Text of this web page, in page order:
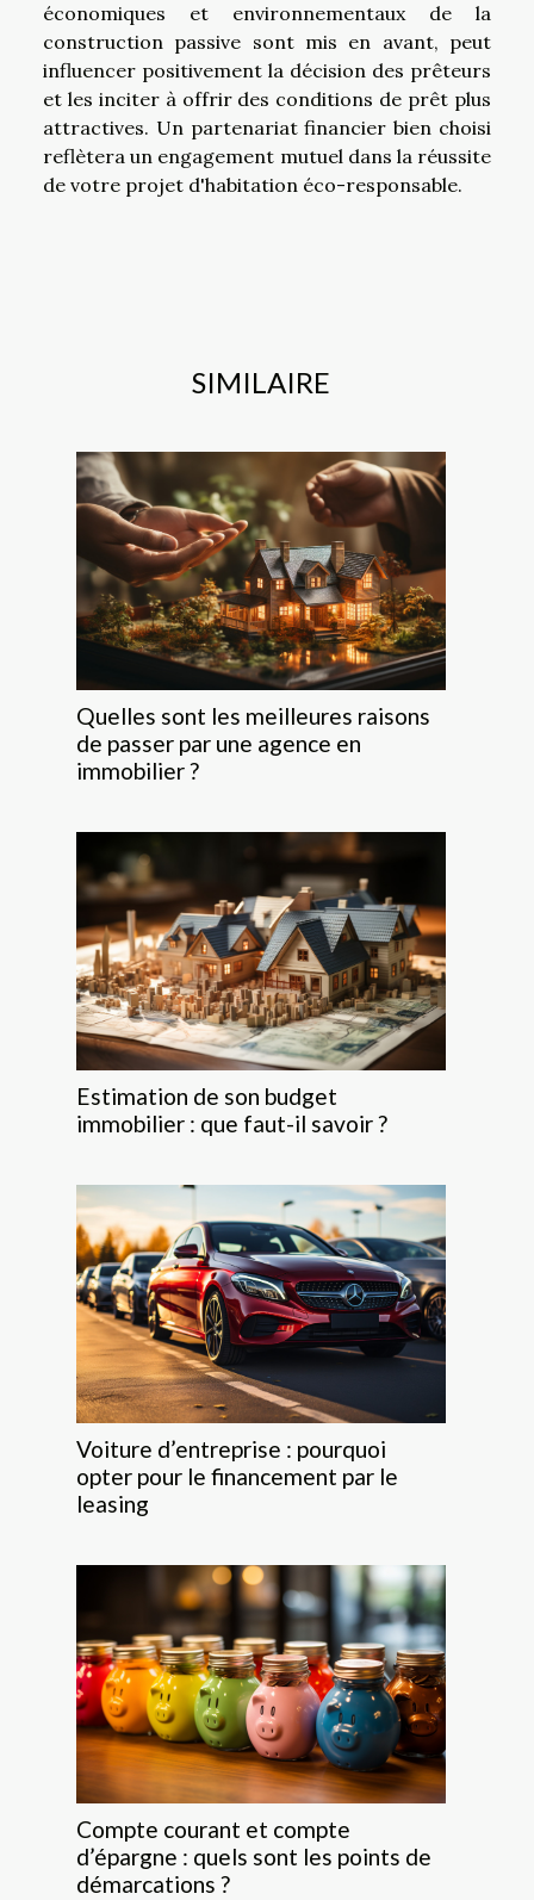
économiques et environnementaux de la
construction passive sont mis en avant, peut
influencer positivement la décision des prêteurs
et les inciter à offrir des conditions de prêt plus
attractives. Un partenariat financier bien choisi
reflètera un engagement mutuel dans la réussite
de votre projet d'habitation éco-responsable.
SIMILAIRE
Quelles sont les meilleures raisons
de passer par une agence en
immobilier ?
Estimation de son budget
immobilier : que faut-il savoir ?
Voiture d’entreprise : pourquoi
opter pour le financement par le
leasing
Compte courant et compte
d’épargne : quels sont les points de
démarcations ?